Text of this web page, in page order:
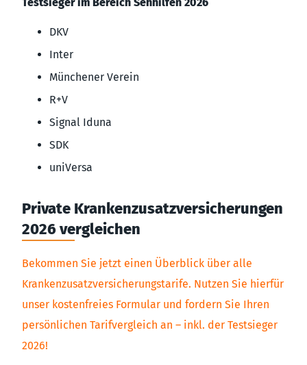
DKV
Inter
Münchener Verein
R+V
Signal Iduna
SDK
uniVersa
Private Krankenzusatzversicherungen
2026 vergleichen
Bekommen Sie jetzt einen Überblick über alle
Krankenzusatzversicherungstarife. Nutzen Sie hierfür
unser kostenfreies Formular und fordern Sie Ihren
persönlichen Tarifvergleich an – inkl. der Testsieger
2026!